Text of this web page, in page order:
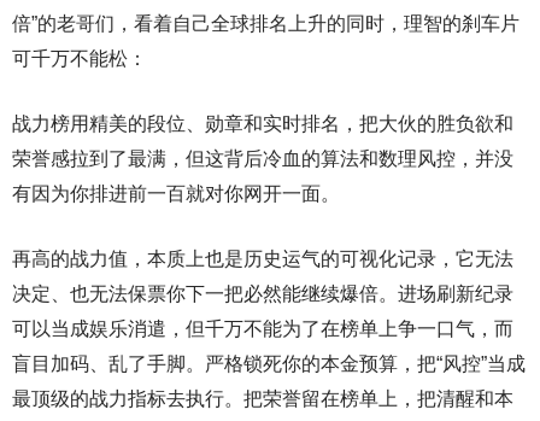
倍”的老哥们，看着自己全球排名上升的同时，理智的刹车片
可千万不能松：
战力榜用精美的段位、勋章和实时排名，把大伙的胜负欲和
荣誉感拉到了最满，但这背后冷血的算法和数理风控，并没
有因为你排进前一百就对你网开一面。
再高的战力值，本质上也是历史运气的可视化记录，它无法
决定、也无法保票你下一把必然能继续爆倍。进场刷新纪录
可以当成娱乐消遣，但千万不能为了在榜单上争一口气，而
盲目加码、乱了手脚。严格锁死你的本金预算，把“风控”当成
最顶级的战力指标去执行。把荣誉留在榜单上，把清醒和本